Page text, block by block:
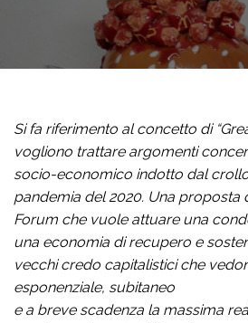
Si fa riferimento al concetto di
vogliono trattare argomenti
socio-economico indotto dal
pandemia del 2020. Una proposta
Forum che vuole attuare una
una economia di recupero e
vecchi credo capitalistici che
esponenziale, subitaneo
e a breve scadenza la massima